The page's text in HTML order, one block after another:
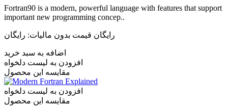
Fortran90 is a modern, powerful language with features that support
important new programming concep..
رایگان قیمت بدون مالیات: رایگان
اضافه به سبد خرید
افزودن به لیست دلخواه
مقایسه این محصول
افزودن به لیست دلخواه
مقایسه این محصول